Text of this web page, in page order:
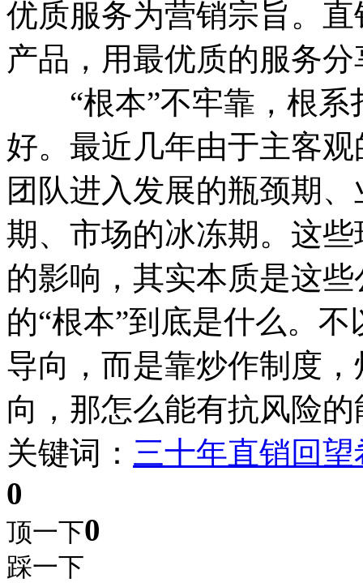
优质服务为营销宗旨。
产品，用最优质的服务
“根本”不牢靠，根系
好。最近几年由于主客
团队进入发展的瓶颈期
期、市场的冰冻期。这
的影响，其实本质是这
的“根本”到底是什么。
导向，而是靠炒作制度
向，那怎么能有抗风险的
关键词： 三十年直销回望
0
顶一下0
踩一下